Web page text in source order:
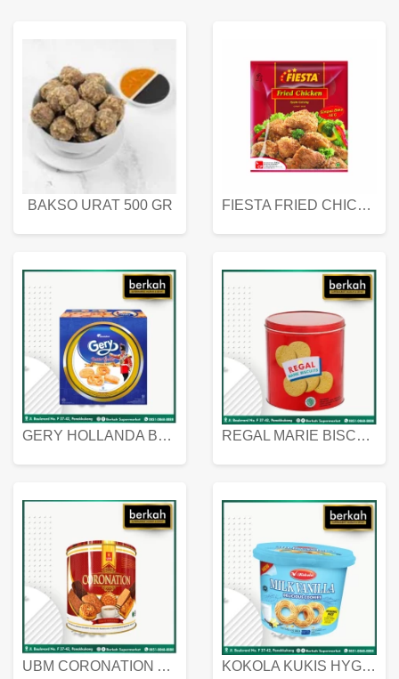
BAKSO URAT 500 GR FIESTA FRIED CHICKEN 500 GR
GERY HOLLANDA BUTTER COOKIES 450 GRAM REGAL MARIE BISCUIT KALENG 550 GRAM
UBM CORONATION ASSORTED BISKUIT KALENG 450 GRAM KOKOLA KUKIS HYGIENIC MILK VANILLA PACK 320 GR